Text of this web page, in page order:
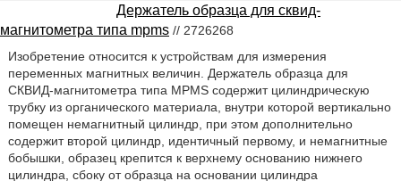
Держатель образца для сквид-
магнитометра типа mpms // 2726268
Изобретение относится к устройствам для измерения
переменных магнитных величин. Держатель образца для
СКВИД-магнитометра типа MPMS содержит цилиндрическую
трубку из органического материала, внутри которой вертикально
помещен немагнитный цилиндр, при этом дополнительно
содержит второй цилиндр, идентичный первому, и немагнитные
бобышки, образец крепится к верхнему основанию нижнего
цилиндра, сбоку от образца на основании цилиндра